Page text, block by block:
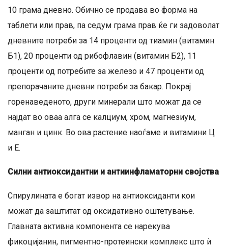
10 грама дневно. Обично се продава во форма на
таблети или прав, па седум грама прав ќе ги задоволат
дневните потреби за 14 проценти од тиамин (витамин
Б1), 20 проценти од рибофлавин (витамин Б2), 11
проценти од потребите за железо и 47 проценти од
препорачаните дневни потреби за бакар. Покрај
горенаведеното, други минерали што можат да се
најдат во оваа алга се калциум, хром, магнезиум,
манган и цинк. Во ова растение наоѓаме и витамини Ц
и Е.
Силни антиоксидантни и антиинфламаторни својства
Спирулината е богат извор на антиоксиданти кои
можат да заштитат од оксидативно оштетување.
Главната активна компонента се нарекува
фикоцијанин, пигментно-протеински комплекс што ѝ